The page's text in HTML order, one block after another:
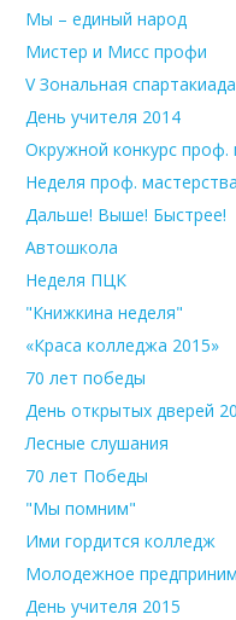
Мы – единый народ
Мистер и Мисс профи
V Зональная спартакиада
День учителя 2014
Окружной конкурс проф.
Неделя проф. мастерства
Дальше! Выше! Быстрее!
Автошкола
Неделя ПЦК
"Книжкина неделя"
«Краса колледжа 2015»
70 лет победы
День открытых дверей
Лесные слушания
70 лет Победы
"Мы помним"
Ими гордится колледж
Молодежное
День учителя 2015